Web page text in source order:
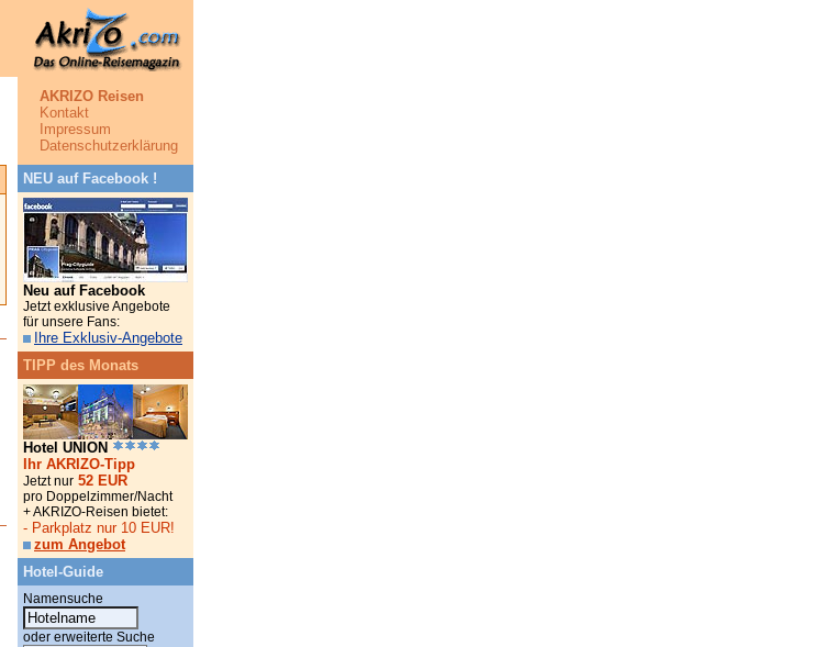
AKRIZO Reisen
Kontakt
Impressum
Datenschutzerklärung
NEU auf Facebook !
Neu auf Facebook
Jetzt exklusive Angebote
für unsere Fans:
Ihre Exklusiv-Angebote
TIPP des Monats
Hotel UNION
Ihr AKRIZO-Tipp
Jetzt nur 52 EUR
pro Doppelzimmer/Nacht
+ AKRIZO-Reisen bietet:
- Parkplatz nur 10 EUR!
zum Angebot
Hotel-Guide
Namensuche
oder erweiterte Suche